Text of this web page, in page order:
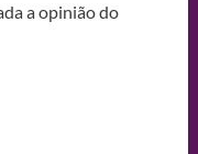
a opinião do